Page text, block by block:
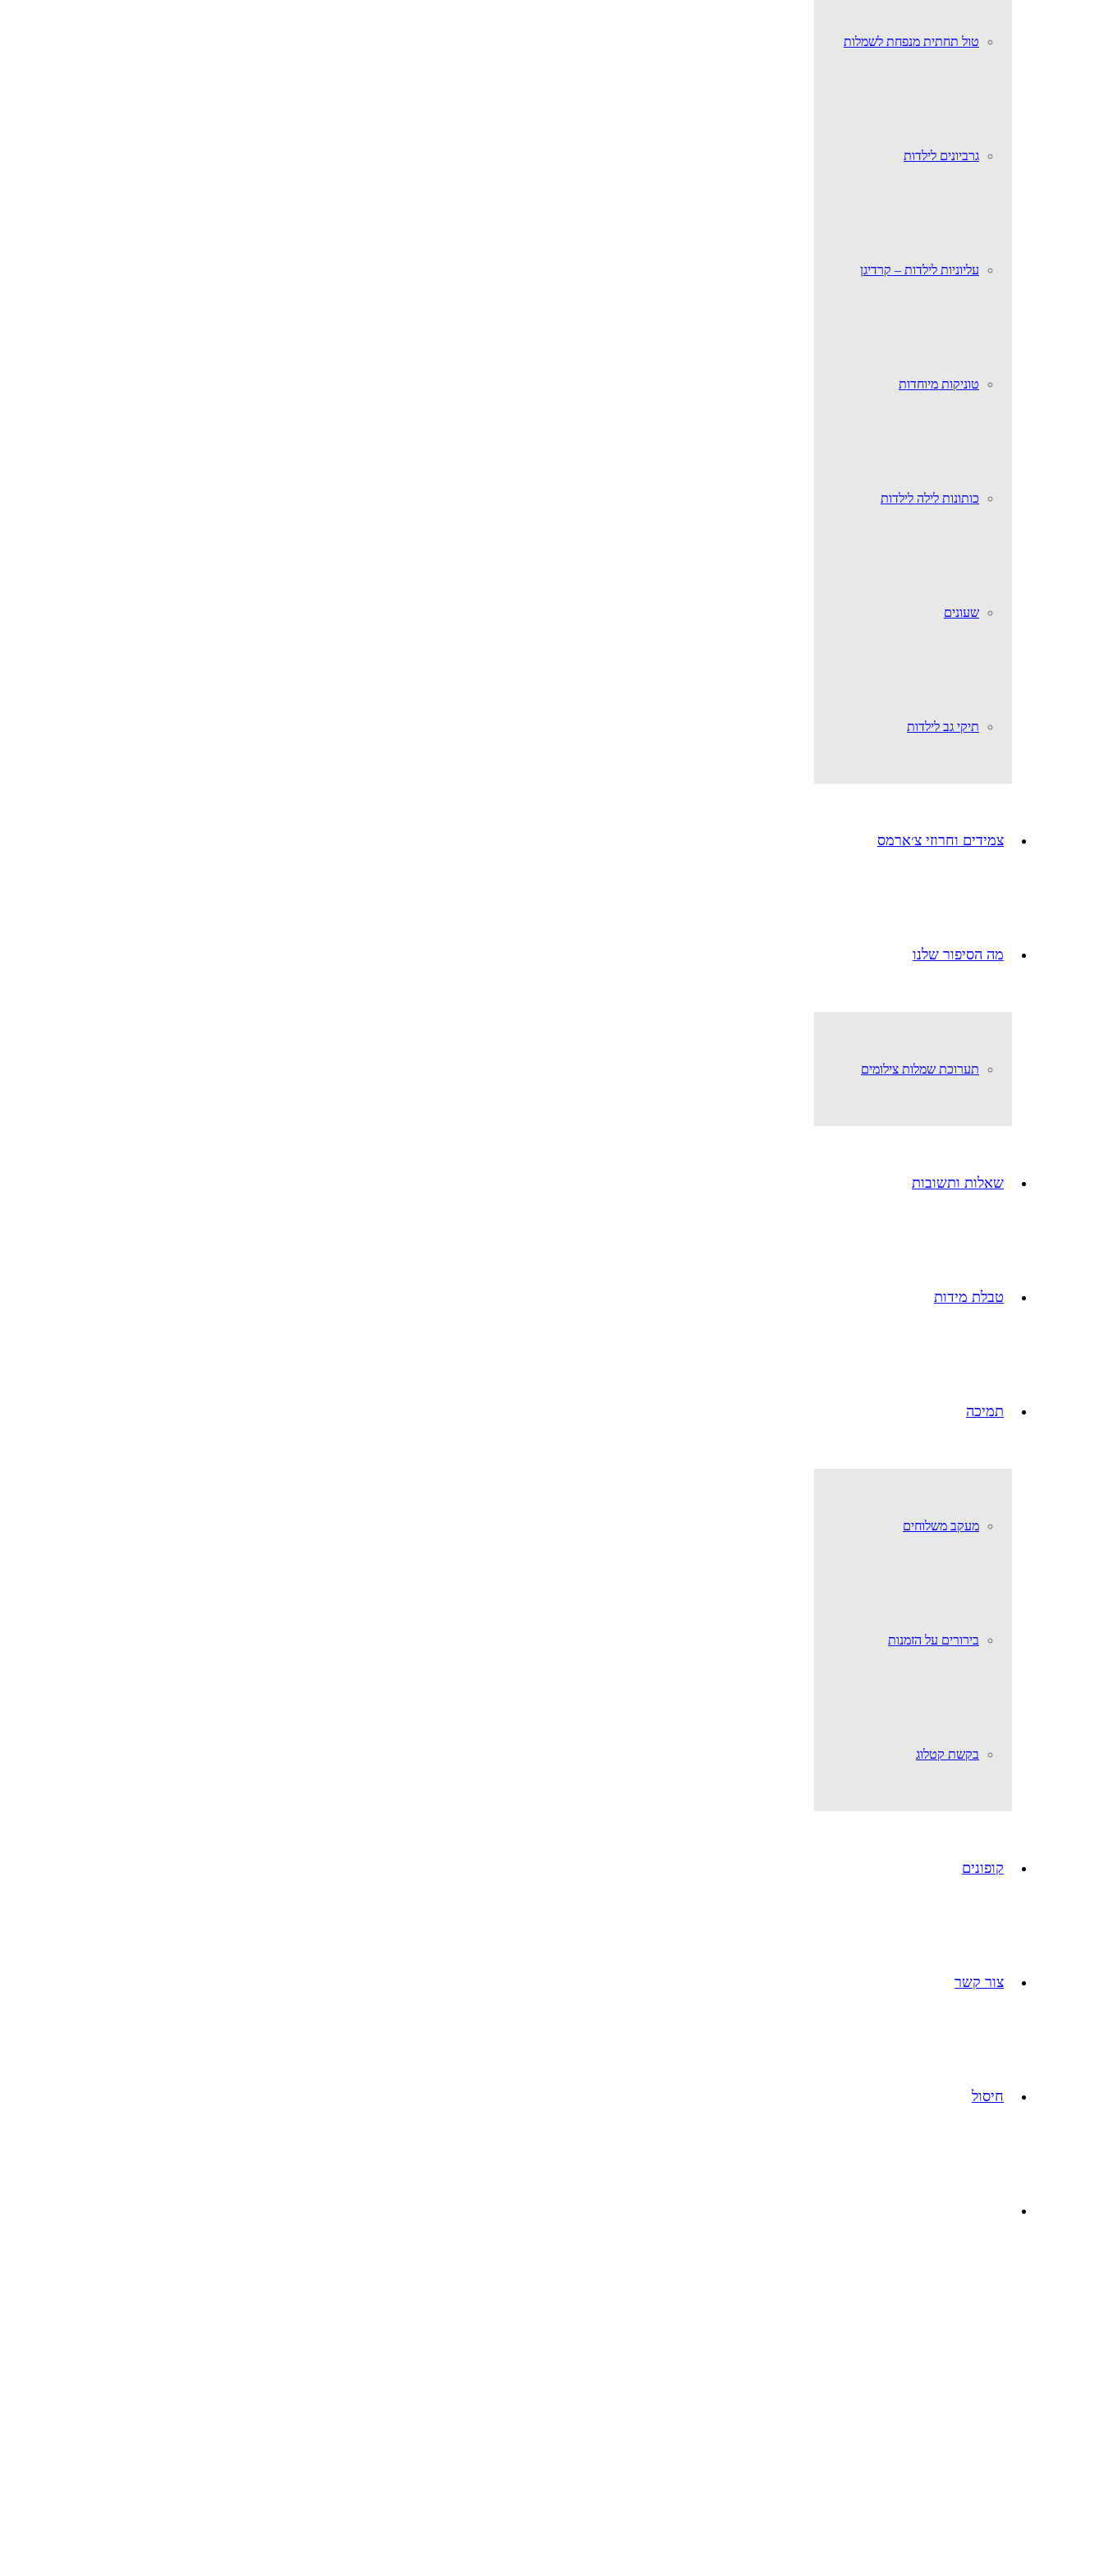
טול תחתית מנפחת לשמלות
גרביונים לילדות
עליוניות לילדות – קרדיגן
טוניקות מיוחדות
כותונות לילה לילדות
שעונים
תיקי גב לילדות
צמידים וחרוזי צ׳ארמס
מה הסיפור שלנו
תערוכת שמלות צילומים
שאלות ותשובות
טבלת מידות
תמיכה
מעקב משלוחים
בירורים על הזמנות
בקשת קטלוג
קופונים
צור קשר
חיסול